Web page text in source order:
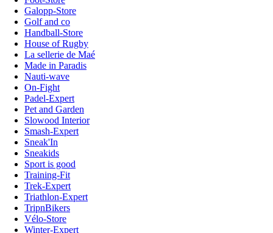
Galopp-Store
Golf and co
Handball-Store
House of Rugby
La sellerie de Maé
Made in Paradis
Nauti-wave
On-Fight
Padel-Expert
Pet and Garden
Slowood Interior
Smash-Expert
Sneak'In
Sneakids
Sport is good
Training-Fit
Trek-Expert
Triathlon-Expert
TripnBikers
Vélo-Store
Winter-Expert